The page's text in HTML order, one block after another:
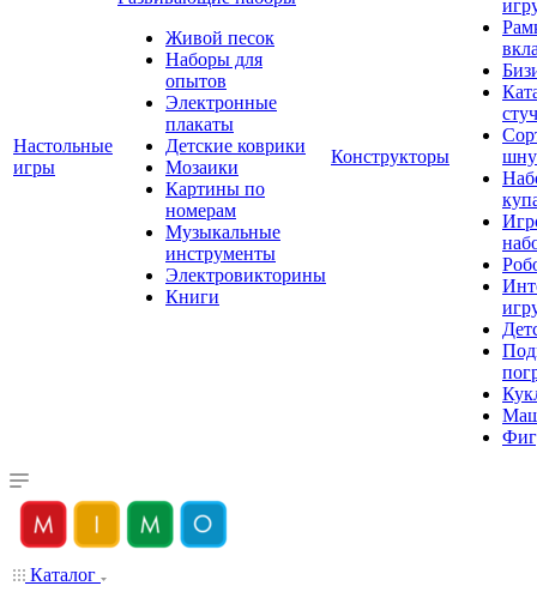
Настольные
игры
Живой песок
Наборы для
опытов
Электронные
плакаты
Детские коврики
Мозаики
Картины по
номерам
Музыкальные
инструменты
Электровикторины
Книги
Конструкторы
Каталог